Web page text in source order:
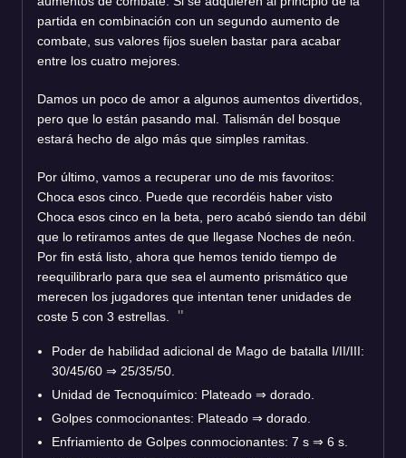
partida en combinación con un segundo aumento de
combate, sus valores fijos suelen bastar para acabar
entre los cuatro mejores.
Damos un poco de amor a algunos aumentos divertidos,
pero que lo están pasando mal. Talismán del bosque
estará hecho de algo más que simples ramitas.
Por último, vamos a recuperar uno de mis favoritos:
Choca esos cinco. Puede que recordéis haber visto
Choca esos cinco en la beta, pero acabó siendo tan débil
que lo retiramos antes de que llegase Noches de neón.
Por fin está listo, ahora que hemos tenido tiempo de
reequilibrarlo para que sea el aumento prismático que
merecen los jugadores que intentan tener unidades de
coste 5 con 3 estrellas.
Poder de habilidad adicional de Mago de batalla I/II/III:
30/45/60 ⇒ 25/35/50.
Unidad de Tecnoquímico: Plateado ⇒ dorado.
Golpes conmocionantes: Plateado ⇒ dorado.
Enfriamiento de Golpes conmocionantes: 7 s ⇒ 6 s.